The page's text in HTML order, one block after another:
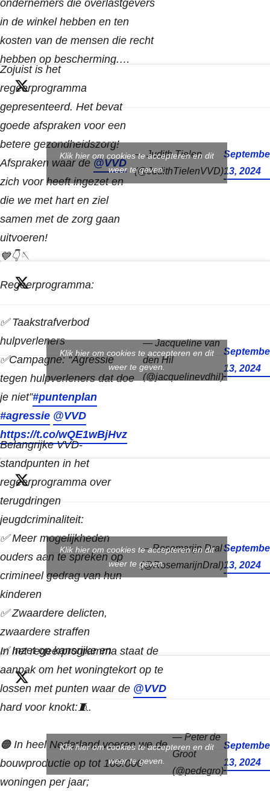
ondernemers die overlastgevers
in de winkel hebben en ten
kosten van de mensen die recht
hebben op bescherming.…
Zojuist is het
regeerprogramma
gepresenteerd. Het bevat
goede afspraken voor een
betere gezondheidszorg!
Afspraken waar de@VVD
zich voor heeft ingezet en
die we met hart en ziel
samen met de zorg gaan
uitvoeren!
💙👇🪡
— Judith Tielen
(@JudithTielenVVD)13, 2024
Klik hier om cookies te accepteren en dit
weer te geven.
Regeerprogramma:
✅ Taakstrafverbod
hulpverleners
✅Campagne: “Agressie
tegen hulpverleners dat doe
je niet”#puntenplan
#agressie @VVD
https://t.co/wQE1wBjHvz
— Jacqueline van
den Hil
(@jacquelinevdhil)
13, 2024
Klik hier om cookies te accepteren en dit
weer te geven.
Belangrijke VVD-
standpunten in het
regeerprogramma over
terugdringen
jeugdcriminaliteit:
✅ Meer mogelijkheden
ouders aan te spreken op
crimineel gedrag van hun
kinderen
✅ Zwaardere delicten,
zwaardere straffen
✅ Inzet op kansrijke en
effectieve interventies
— Rosemarijn Dral
(@RosemarijnDral)13, 2024
Klik hier om cookies te accepteren en dit
weer te geven.
In het regeerprogramma staat de
aanpak om het woningtekort op te
lossen met punten waar de @VVD
hard voor knokt:🧵.
🟠 In heel Nederland voeren we de
bouwproductie op tot 100.000
woningen per jaar;
— Peter de
Groot
(@pedegro)
13, 2024
Klik hier om cookies te accepteren en dit
weer te geven.